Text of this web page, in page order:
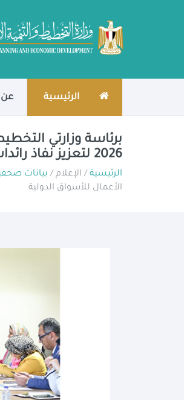
الرئيسية عن
2026 لتعزيز نفاذ رائدات الأعمال للأسواق الدولية
الرئيسية/ الإعلام / بيانات
الأعمال للأسواق الدولية